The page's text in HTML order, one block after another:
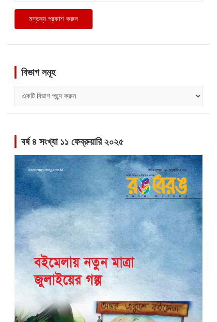
বিভাগ সমূহ
সমূহ
বর্ষ ৪ সংখ্যা ১১ ফেব্রুয়ারি ২০২৫